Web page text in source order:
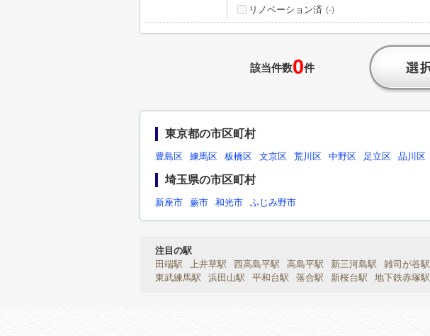
リノベーション済 (-)
該当件数0件
東京都の市区町村
豊島区 練馬区 板橋区 文京区 荒川区 中野区 足立区 品川区
埼玉県の市区町村
新座市 蕨市 和光市 ふじみ野市
注目の駅
田端駅
上井草駅 西高島平駅 高島平駅 新三河島駅 雑司が谷駅
東武練馬駅
浜田山駅 平和台駅 落合駅 新桜台駅 地下鉄赤塚駅